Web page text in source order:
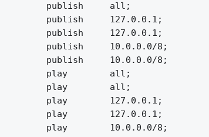
publish     all;
publish     127.0.0.1;
publish     127.0.0.1;
publish     10.0.0.0/8;
publish     10.0.0.0/8;
play        all;
play        all;
play        127.0.0.1;
play        127.0.0.1;
play        10.0.0.0/8;